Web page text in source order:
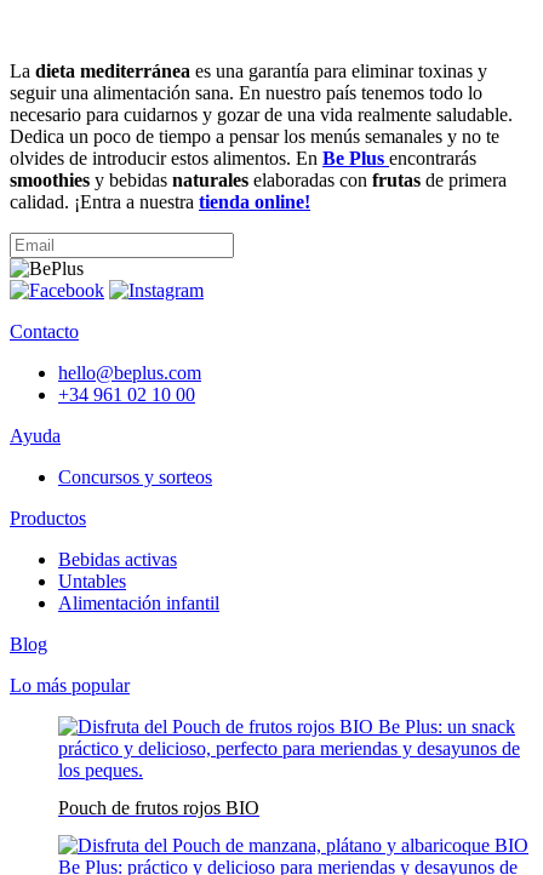
La dieta mediterránea es una garantía para eliminar toxinas y
seguir una alimentación sana. En nuestro país tenemos todo lo
necesario para cuidarnos y gozar de una vida realmente saludable.
Dedica un poco de tiempo a pensar los menús semanales y no te
olvides de introducir estos alimentos. En Be Plus encontrarás
smoothies y bebidas naturales elaboradas con frutas de primera
calidad. ¡Entra a nuestra tienda online!
Contacto
hello@beplus.com
+34 961 02 10 00
Ayuda
Concursos y sorteos
Productos
Bebidas activas
Untables
Alimentación infantil
Blog
Lo más popular
Pouch de frutos rojos BIO